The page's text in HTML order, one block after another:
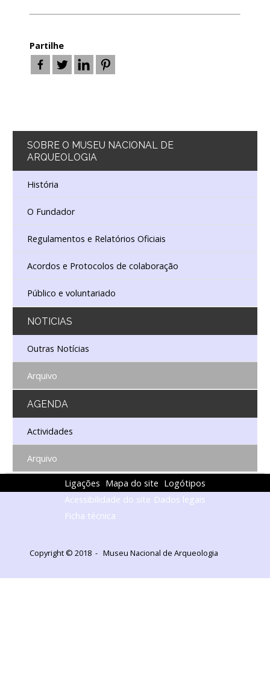
MNA
EXTERNA
Cooperação
Serviços
LOJA
Notícias/Destaques
Partilhe
SOBRE O MUSEU NACIONAL DE
ARQUEOLOGIA
História
O Fundador
Regulamentos e Relatórios Oficiais
Acordos e Protocolos de colaboração
Público e voluntariado
NOTICIAS
Outras Notícias
Arquivo
AGENDA
Actividades
Arquivo
Ligações Mapa do site Logótipos
Acessibilidade do site Dados legais
Ficha técnica
Copyright © 2018 - Museu Nacional de Arqueologia